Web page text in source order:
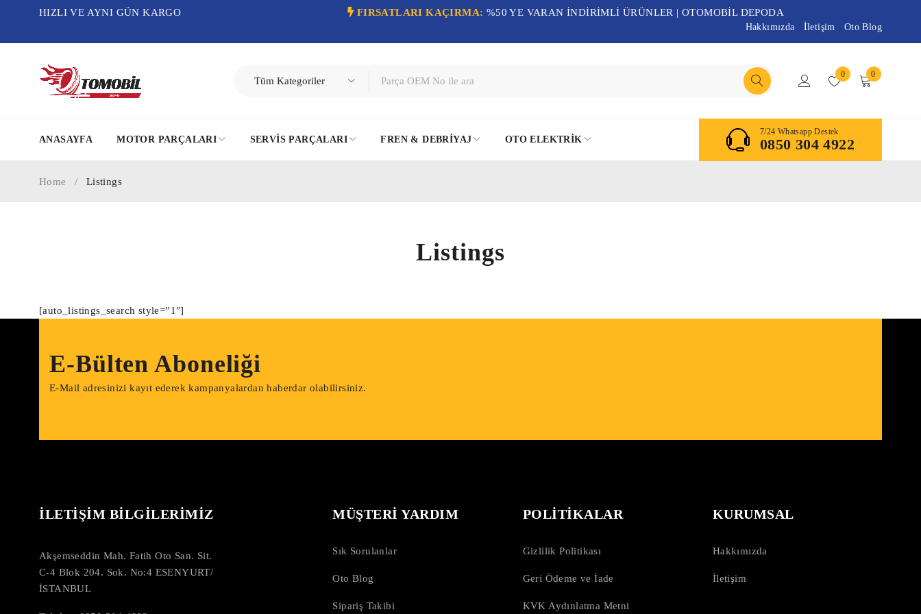
HIZLI VE AYNI GÜN KARGO FIRSATLARI KAÇIRMA: %50 YE VARAN İNDİRİMLİ ÜRÜNLER | OTOMOBİL DEPODA
Hakkımızda İletişim Oto Blog
0 0
ANASAYFA MOTOR PARÇALARI SERVIS PARÇALARI FREN & DEBRIYAJ OTO ELEKTRIK
7/24 Whatsapp Destek
0850 304 4922
Listings
Home / Listings
[auto_listings_search style=”1″]
E-Bülten Aboneliği
E-Mail adresinizi kayıt ederek kampanyalardan haberdar olabilirsiniz.
İLETİŞİM BİLGİLERİMİZ
Akşemseddin Mah. Fatih Oto San. Sit.
C-4 Blok 204. Sok. No:4 ESENYURT/
İSTANBUL
MÜŞTERİ YARDIM
Sık Sorulanlar
Oto Blog
Sipariş Takibi
POLİTİKALAR
Gizlilik Politikası
Geri Ödeme ve İade
KVK Aydınlatma Metni
KURUMSAL
Hakkımızda
İletişim